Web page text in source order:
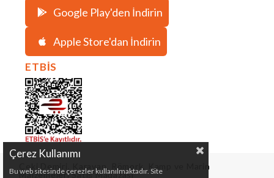
Google Play'den İndirin
Apple Store'dan İndirin
ETBİS
Çeki Demiri, Karavan, Römork, Kamp ve Marin
Malzemeleri Satış Mağazası
Çerez Kullanımı
Bu web sitesinde çerezler kullanılmaktadır. Site